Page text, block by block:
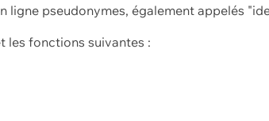
ligne pseudonymes, également appelés
les fonctions suivantes :